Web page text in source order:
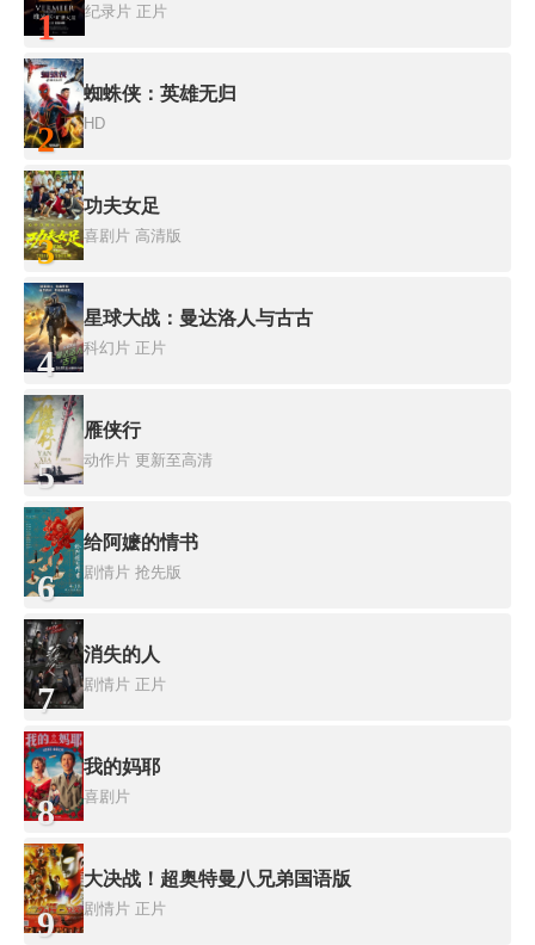
1 纪录片 正片
2
蜘蛛侠：英雄无归
HD
3
功夫女足
喜剧片 高清版
4
星球大战：曼达洛人与古古
科幻片 正片
5
雁侠行
动作片 更新至高清
6
给阿嬷的情书
剧情片 抢先版
7
消失的人
剧情片 正片
8
我的妈耶
喜剧片
9
大决战！超奥特曼八兄弟国语版
剧情片 正片